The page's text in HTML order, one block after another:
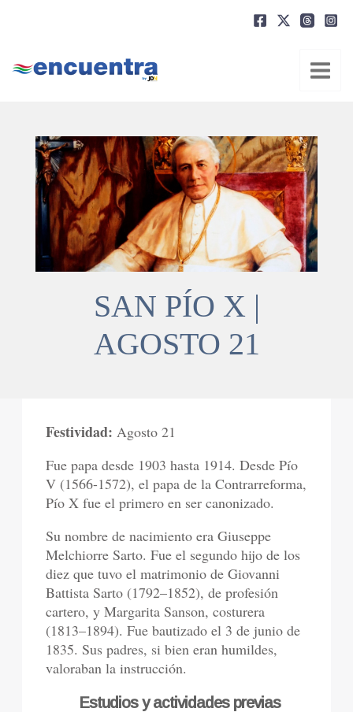
SAN PÍO X |
AGOSTO 21
Festividad: Agosto 21
Fue papa desde 1903 hasta 1914. Desde Pío
V (1566-1572), el papa de la Contrarreforma,
Pío X fue el primero en ser canonizado.
Su nombre de nacimiento era Giuseppe
Melchiorre Sarto. Fue el segundo hijo de los
diez que tuvo el matrimonio de Giovanni
Battista Sarto (1792–1852), de profesión
cartero, y Margarita Sanson, costurera
(1813–1894). Fue bautizado el 3 de junio de
1835. Sus padres, si bien eran humildes,
valoraban la instrucción.
Estudios y actividades previas